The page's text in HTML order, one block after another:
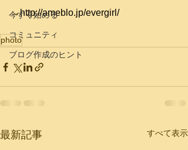
今すぐ始める
コミュニティ
ブログ作成のヒント
→http://ameblo.jp/evergirl/
photo
最新記事 すべて表示